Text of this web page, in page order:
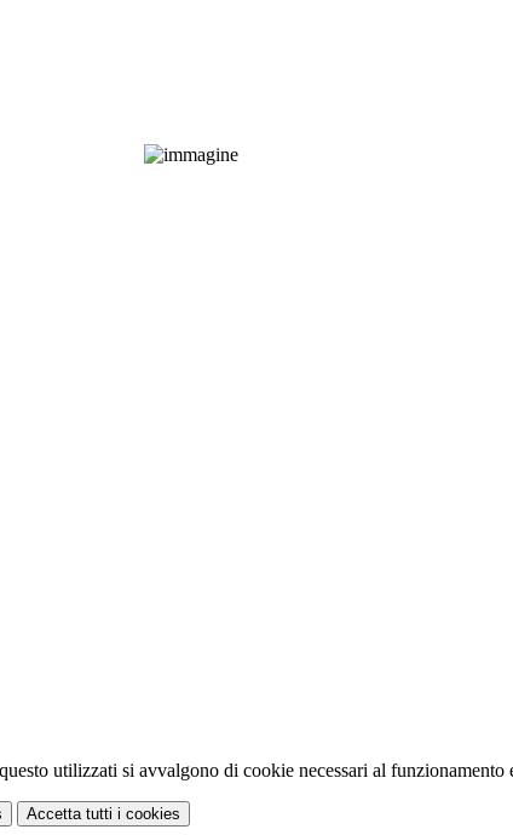
utilizzati si avvalgono di cookie necessari al
Accetta tutti i cookies